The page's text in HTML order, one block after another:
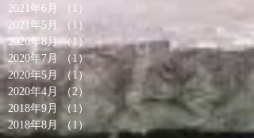
2021年6月
（1）
2021年5月
（1）
1件の記事
2020年8月 （1） 1件の記事
2020年7月
（1）1件の記事
2020年5月
（1） 1件の記事
2020年4月
（2）
2件の記事
2018年9月
（1）
1件の記事
2018年8月 （1）1件の記事